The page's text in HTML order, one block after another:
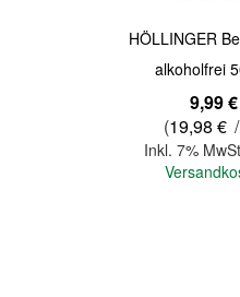
HÖLLINGER
alkoholfrei
9,99 €
(19,98 €
Inkl. 7%